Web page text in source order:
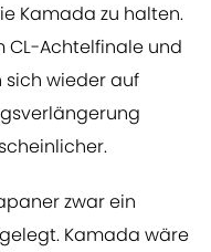
Kamada zu halten.
CL-Achtelfinale und
wieder auf
zwar ein
Kamada wäre